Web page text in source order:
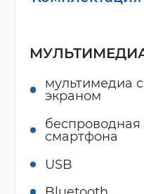
мультимедиа
экраном
беспроводная
смартфона
USB